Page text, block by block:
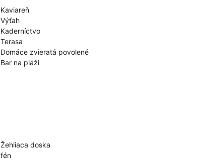
Kaviareň
Výťah
Kaderníctvo
Terasa
Domáce zvieratá povolené
Bar na pláži
Žehliaca doska
fén